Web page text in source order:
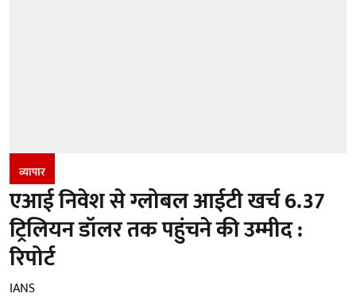
व्यापार
एआई निवेश से ग्लोबल आईटी खर्च 6.37
ट्रिलियन डॉलर तक पहुंचने की उम्मीद :
रिपोर्ट
IANS